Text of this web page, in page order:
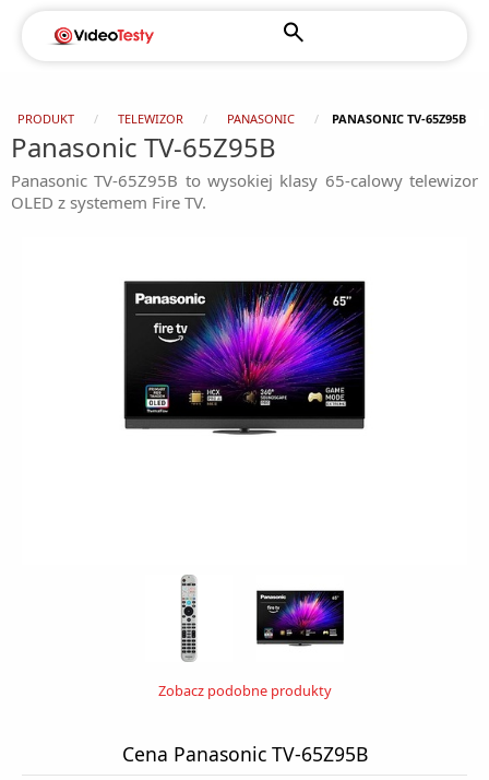
PRODUKT TELEWIZOR PANASONIC PANASONIC TV-65Z95B
Panasonic TV-65Z95B
Panasonic TV-65Z95B to wysokiej klasy 65-calowy telewizor
OLED z systemem Fire TV.
Zobacz podobne produkty
Cena Panasonic TV-65Z95B